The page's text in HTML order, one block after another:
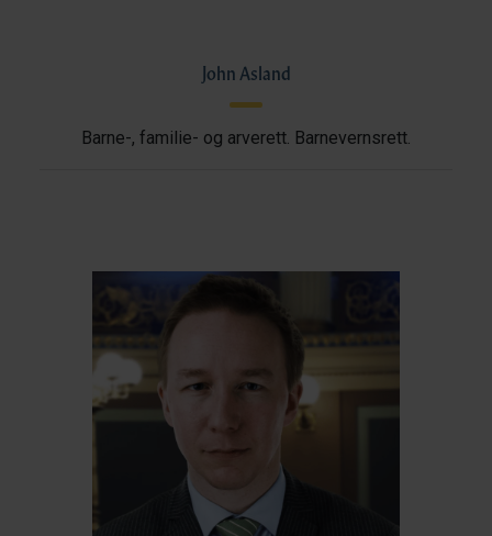
John Asland
Barne-, familie- og arverett. Barnevernsrett.